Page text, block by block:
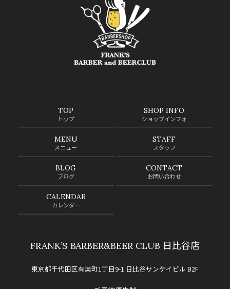
TOP
トップ
SHOP INFO
ショップインフォ
MENU
メニュー
STAFF
スタッフ
BLOG
ブログ
CONTACT
お問い合わせ
CALENDAR
カレンダー
FRANK’S BARBER&BEER CLUB 日比谷店
東京都千代田区有楽町1丁目9-1 日比谷サンケイビル B2F